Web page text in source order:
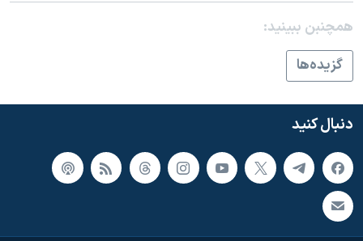
همچنبن ببینید:
گزيده‌ها
دنبال کنید